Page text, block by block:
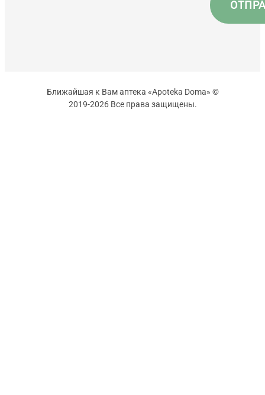
Ближайшая к Вам аптека «Apoteka Doma» ©
2019-2026 Все права защищены.